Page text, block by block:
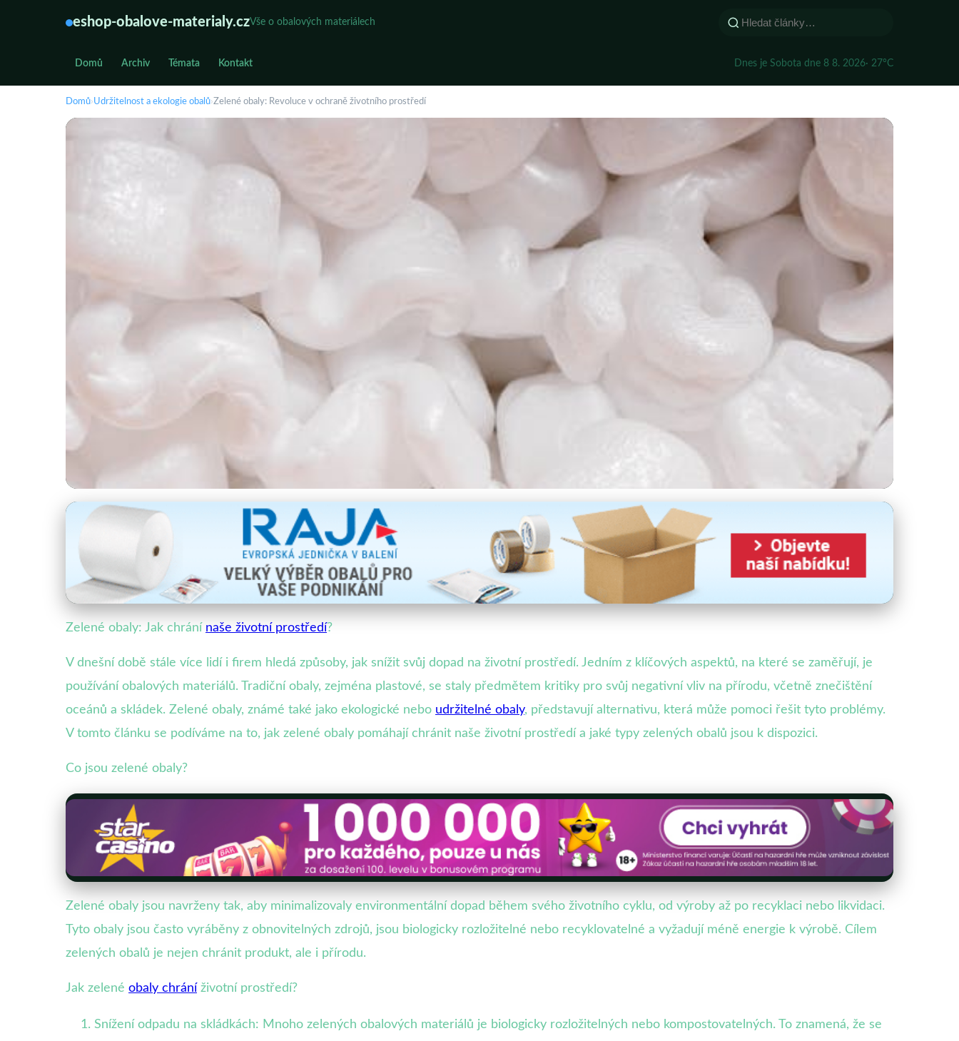
eshop-obalove-materialy.czVše o obalových materiálech
Domů Archiv Témata Kontakt Dnes je Sobota dne 8 8. 2026· 27°C
Domů›Udržitelnost a ekologie obalů›Zelené obaly: Revoluce v ochraně životního prostředí
Udržitelnost a ekologie obalů
Zelené obaly: Revoluce v ochraně životního prostředí
28. 1. 2026· 4 min čtení · Autor: Marek Vacek
Zelené obaly: Jak chrání naše životní prostředí?
V dnešní době stále více lidí i firem hledá způsoby, jak snížit svůj dopad na životní prostředí. Jedním z klíčových aspektů, na které se zaměřují, je
používání obalových materiálů. Tradiční obaly, zejména plastové, se staly předmětem kritiky pro svůj negativní vliv na přírodu, včetně znečištění
oceánů a skládek. Zelené obaly, známé také jako ekologické nebo udržitelné obaly, představují alternativu, která může pomoci řešit tyto problémy.
V tomto článku se podíváme na to, jak zelené obaly pomáhají chránit naše životní prostředí a jaké typy zelených obalů jsou k dispozici.
Co jsou zelené obaly?
Zelené obaly jsou navrženy tak, aby minimalizovaly environmentální dopad během svého životního cyklu, od výroby až po recyklaci nebo likvidaci.
Tyto obaly jsou často vyráběny z obnovitelných zdrojů, jsou biologicky rozložitelné nebo recyklovatelné a vyžadují méně energie k výrobě. Cílem
zelených obalů je nejen chránit produkt, ale i přírodu.
Jak zelené obaly chrání životní prostředí?
Snížení odpadu na skládkách: Mnoho zelených obalových materiálů je biologicky rozložitelných nebo kompostovatelných. To znamená, že se